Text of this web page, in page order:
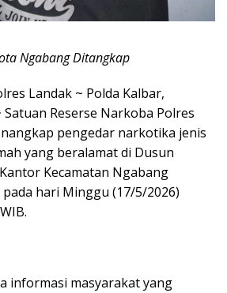
Ngabang Ditangkap
Landak ~ Polda Kalbar,
Reserse Narkoba Polres
pengedar narkotika jenis
yang beralamat di Dusun
Kecamatan Ngabang
hari Minggu (17/5/2026)
informasi masyarakat yang